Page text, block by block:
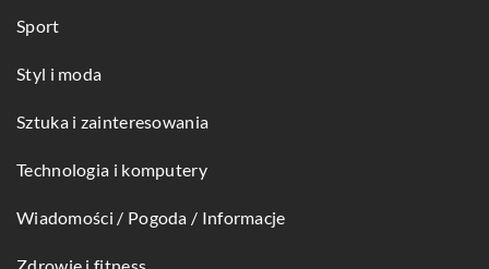
Sport
Styl i moda
Sztuka i zainteresowania
Technologia i komputery
Wiadomości / Pogoda / Informacje